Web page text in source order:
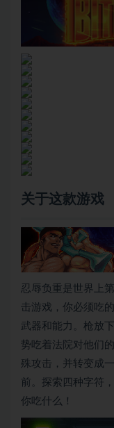
关于这款游戏
忍辱负重是世界上
击游戏，你必须吃
武器和能力。枪放
势吃着法院对他们
殊攻击，并转变成
前。探索四种字符
你吃什么！